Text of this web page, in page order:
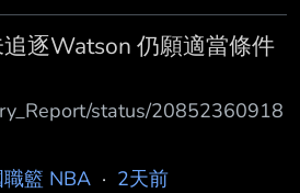
逐Watson 仍願適當條件
status/20852360918
641622668.html The
職籃 NBA · 2天前